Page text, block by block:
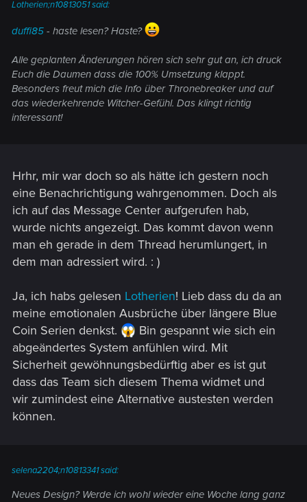
Lotherien;n10813051 said:
duffi85 - haste lesen? Haste?
Alle geplanten Änderungen hören sich sehr gut an, ich druck
Euch die Daumen dass die 100% Umsetzung klappt.
Besonders freut mich die Info über Thronebreaker und auf
das wiederkehrende Witcher-Gefühl. Das klingt richtig
interessant!
Hrhr, mir war doch so als hätte ich gestern noch
eine Benachrichtigung wahrgenommen. Doch als
ich auf das Message Center aufgerufen hab,
wurde nichts angezeigt. Das kommt davon wenn
man eh gerade in dem Thread herumlungert, in
dem man adressiert wird. : )
Ja, ich habs gelesen Lotherien! Lieb dass du da an
meine emotionalen Ausbrüche über längere Blue
Coin Serien denkst.
Bin gespannt wie sich ein
abgeändertes System anfühlen wird. Mit
Sicherheit gewöhnungsbedürftig aber es ist gut
dass das Team sich diesem Thema widmet und
wir zumindest eine Alternative austesten werden
können.
selena2204;n10813341 said:
Neues Design? Werde ich wohl wieder eine Woche lang ganz